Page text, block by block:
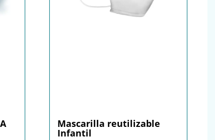
Mascarilla reutilizable
Infantil